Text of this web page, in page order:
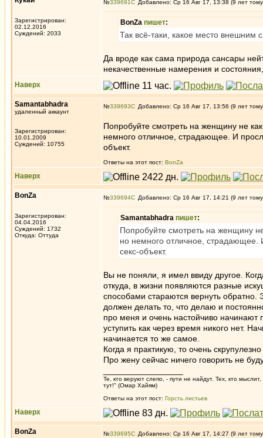
Зарегистрирован:
02.12.2016
Суждений: 2033
№339691 Добавлено: Ср 16 Авг 17, 13:38 (9 лет
BonZa пишет:
Так всё-таки, какое место внешним
Да вроде как сама природа сансары
некачественные намерения и
Наверх
Samantabhadra
удаленный аккаунт
Зарегистрирован:
10.01.2009
Суждений: 10755
№339693 Добавлено: Ср 16 Авг 17, 13:56 (9 лет
Попробуйте смотреть на женщину не
немного отличное, страдающее. И
объект.
Ответы на этот пост: BonZa
Наверх
BonZa
Зарегистрирован:
04.04.2016
Суждений: 1732
Откуда: Oттyдa
№339694 Добавлено: Ср 16 Авг 17, 14:21 (9 лет
Samantabhadra пишет:
Попробуйте смотреть на женщину
но немного отличное, страдающее.
секс-объект.
Вы не поняли, я имел ввиду другое.
откуда, в жизни появляются разные
способами стараются вернуть обратно.
должен делать то, что делаю и
про меня и очень настойчиво начинают
уступить как через время никого нет.
начинается то же самое.
Когда я практикую, то очень
Про жену сейчас ничего говорить не
Те, кто веруют слепо, - пути не найдут. Тех, кто
тут!" (Омар Хайям)
Ответы на этот пост: Горсть листьев
Наверх
BonZa №339695 Добавлено: Ср 16 Авг 17, 14:27 (9 лет